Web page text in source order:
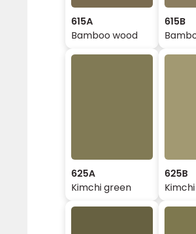
615A
Bamboo wood
615B
625A
Kimchi green
625B